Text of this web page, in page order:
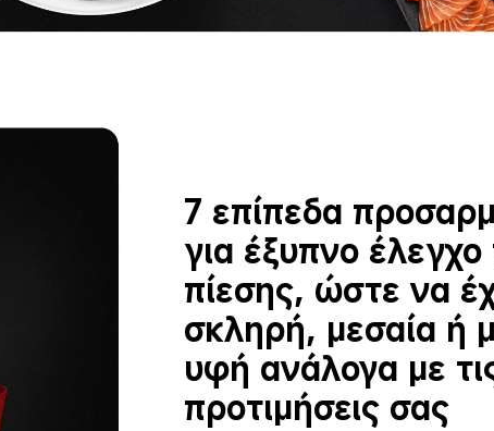
7 επίπεδα
για έξυπνο έλεγχο
πίεσης, ώστε να
σκληρή, μεσαία ή
υφή ανάλογα με
προτιμήσεις σας